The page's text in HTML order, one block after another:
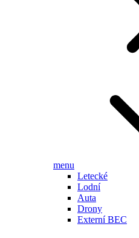
menu
Letecké
Lodní
Auta
Drony
Externí BEC